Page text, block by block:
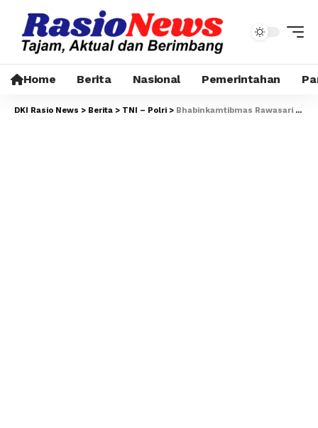
Home Berita Nasional Pemerintahan
DKI Rasio News > Berita > TNI – Polri > Bhabinkamtibmas Rawasari Sambangi Pos Satkamling, Warga Diajak Aktif Jaga Keamanan Lingkungan